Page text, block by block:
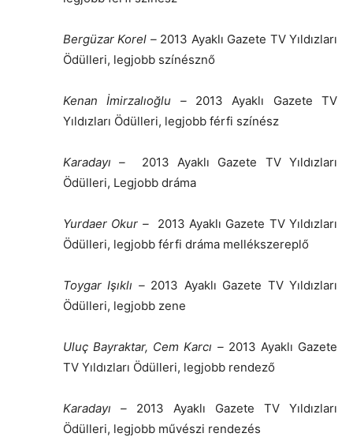
Bergüzar Korel – 2013 Ayaklı Gazete TV Yıldızları
Ödülleri, legjobb színésznő
Kenan İmirzalıoğlu – 2013 Ayaklı Gazete TV
Yıldızları Ödülleri, legjobb férfi színész
Karadayı – 2013 Ayaklı Gazete TV Yıldızları
Ödülleri, Legjobb dráma
Yurdaer Okur – 2013 Ayaklı Gazete TV Yıldızları
Ödülleri, legjobb férfi dráma mellékszereplő
Toygar Işıklı – 2013 Ayaklı Gazete TV Yıldızları
Ödülleri, legjobb zene
Uluç Bayraktar, Cem Karcı – 2013 Ayaklı Gazete
TV Yıldızları Ödülleri, legjobb rendező
Karadayı – 2013 Ayaklı Gazete TV Yıldızları
Ödülleri, legjobb művészi rendezés